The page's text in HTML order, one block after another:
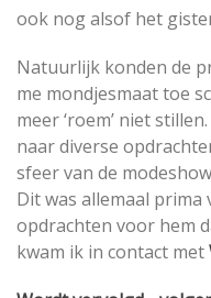
ook nog alsof het
Natuurlijk konden de
me mondjesmaat toe
meer ‘roem’ niet
naar diverse
sfeer van de
Dit was allemaal prima
opdrachten voor hem
kwam ik in contact met